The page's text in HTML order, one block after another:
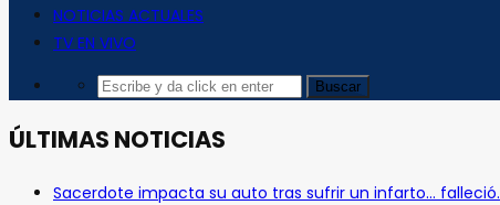
NOTICIAS ACTUALES
TV EN VIVO
ÚLTIMAS NOTICIAS
Sacerdote impacta su auto tras sufrir un infarto… falleció.